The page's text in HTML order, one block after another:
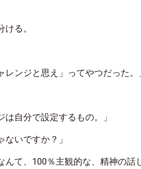
る。
レンジと思え」ってやつだった。
は自分で設定するもの。」
ないですか？」
んて、100％主観的な、精神の話